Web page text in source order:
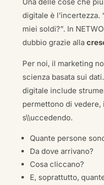
digitale è l’incertezza.
miei soldi?”. In
dubbio grazie alla
Per noi, il marketing
scienza basata sui
digitale include
permettono di vedere,
s\\uccedendo.
Quante persone
Da dove arrivano?
Cosa cliccano?
E, soprattutto,